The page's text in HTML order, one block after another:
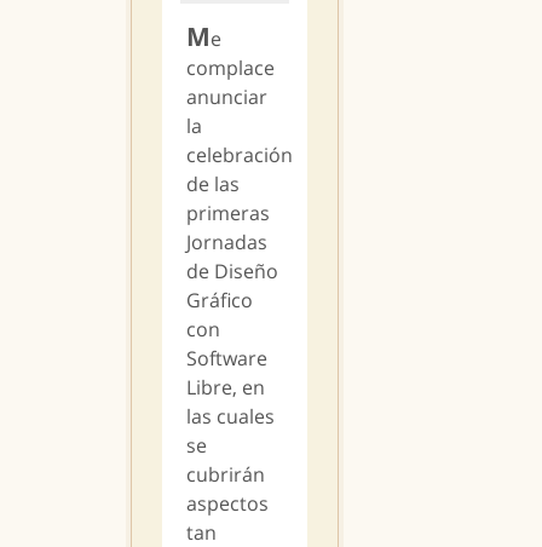
Me
complace
anunciar
la
celebración
de las
primeras
Jornadas
de Diseño
Gráfico
con
Software
Libre, en
las cuales
se
cubrirán
aspectos
tan